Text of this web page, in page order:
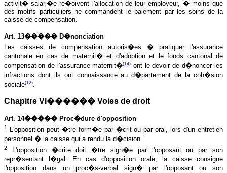
activit� salari�e re�oivent l'allocation de leur employeur, � moins que
des motifs particuliers ne commandent le paiement par les soins de la
caisse de compensation.
Art. 13����� D�nonciation
Les caisses de compensation autoris�es � pratiquer l'assurance
cantonale en cas de maternit� et d'adoption et le fonds cantonal de
compensation de l'assurance-maternit�(14)ont le devoir de d�noncer les
infractions dont ils ont connaissance au d�partement de la coh�sion
sociale(12).
Chapitre VI������ Voies de droit
Art. 14����� Proc�dure d'opposition
1 L'opposition peut �tre form�e par �crit ou par oral, lors d'un entretien
personnel � la caisse qui a rendu la d�cision.
2 L'opposition �crite doit �tre sign�e par l'opposant ou par son
repr�sentant l�gal. En cas d'opposition orale, la caisse consigne
l'opposition dans un proc�s-verbal sign� par l'opposant ou son